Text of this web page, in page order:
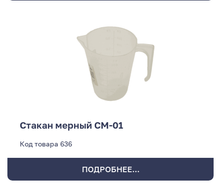
Стакан мерный СМ-01
Код товара 636
ПОДРОБНЕЕ...